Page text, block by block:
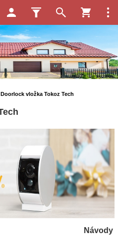
Doorlock vložka Tokoz Tech